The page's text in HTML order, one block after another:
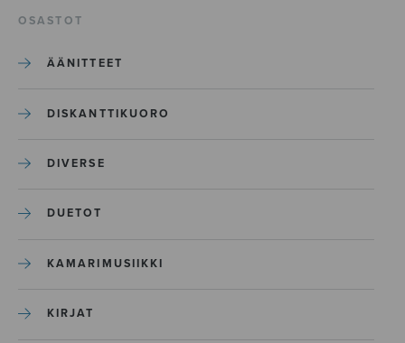
OSASTOT
ÄÄNITTEET
DISKANTTIKUORO
DIVERSE
DUETOT
KAMARIMUSIIKKI
KIRJAT